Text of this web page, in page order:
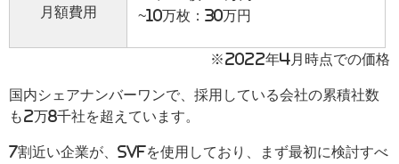
月額費用
~10万枚：30万円
※2022年4月時点での価格
国内シェアナンバーワンで、採用している会社の累積社数
も2万8千社を超えています。
7割近い企業が、SVFを使用しており、まず最初に検討すべ